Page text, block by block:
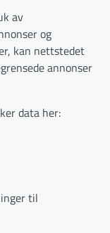
av
og
kan nettstedet
annonser
data her:
til